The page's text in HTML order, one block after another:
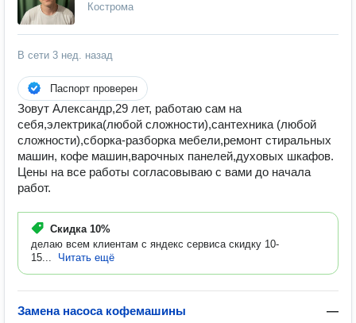
Кострома
В сети 3 нед. назад
Паспорт проверен
Зовут Александр,29 лет, работаю сам на
себя,электрика(любой сложности),сантехника (любой
сложности),сборка-разборка мебели,ремонт стиральных
машин, кофе машин,варочных панелей,духовых шкафов.
Цены на все работы согласовываю с вами до начала
работ.
Скидка 10%
делаю всем клиентам с яндекс сервиса скидку 10-
15...
Читать ещё
Замена насоса кофемашины —